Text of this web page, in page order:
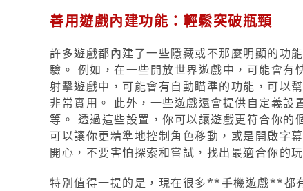
善用遊戲內建功能：輕鬆突破瓶頸
許多遊戲都內建了一些隱藏或不那麼明顯的功
驗。 例如，在一些開放世界遊戲中，可能會
射擊遊戲中，可能會有自動瞄準的功能，可以
非常實用。 此外，一些遊戲還會提供自定義
等。 透過這些設置，你可以讓遊戲更符合你的
可以讓你更精準地控制角色移動，或是開啟字
開心，不要害怕探索和嘗試，找出最適合你的玩
特別值得一提的是，現在很多**手機遊戲**都